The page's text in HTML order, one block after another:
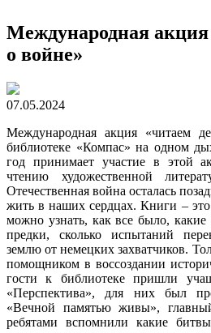
Международная
о войне»
07.05.2024
Международная акция «читаем
библиотеке «Компас» на одном
год принимает участие в этой
чтению художественной
Отечественная война осталась
жить в наших сердцах. Книги –
можно узнать, как все было,
предки, сколько испытаний
землю от немецких захватчиков.
помощником в воссоздании
гости к библиотеке пришли
«Перспектива», для них был
«Вечной памятью живы»,
ребятами вспомнили какие